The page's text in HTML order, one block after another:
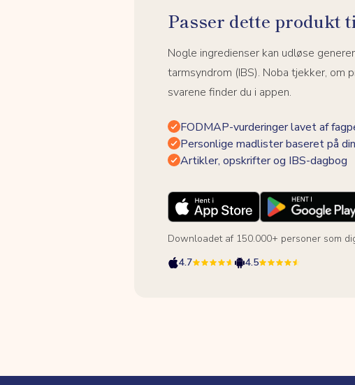
Passer dette produkt
Nogle ingredienser kan udløse
tarmsyndrom (IBS). Noba tjekker, om
svarene finder du i appen.
FODMAP-vurderinger lavet af
Personlige madlister baseret på
Artikler, opskrifter og IBS-dagbog
Downloadet af 150.000+ personer som
4.7
4.5